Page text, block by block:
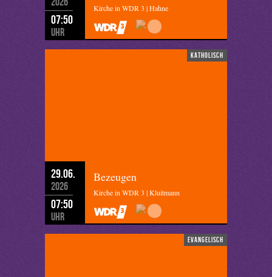
07:50
Uhr
Kirche in WDR 3 | Hahne
katholisch
29.06.
2026
07:50
Uhr
Bezeugen
Kirche in WDR 3 | Kluitmann
evangelisch